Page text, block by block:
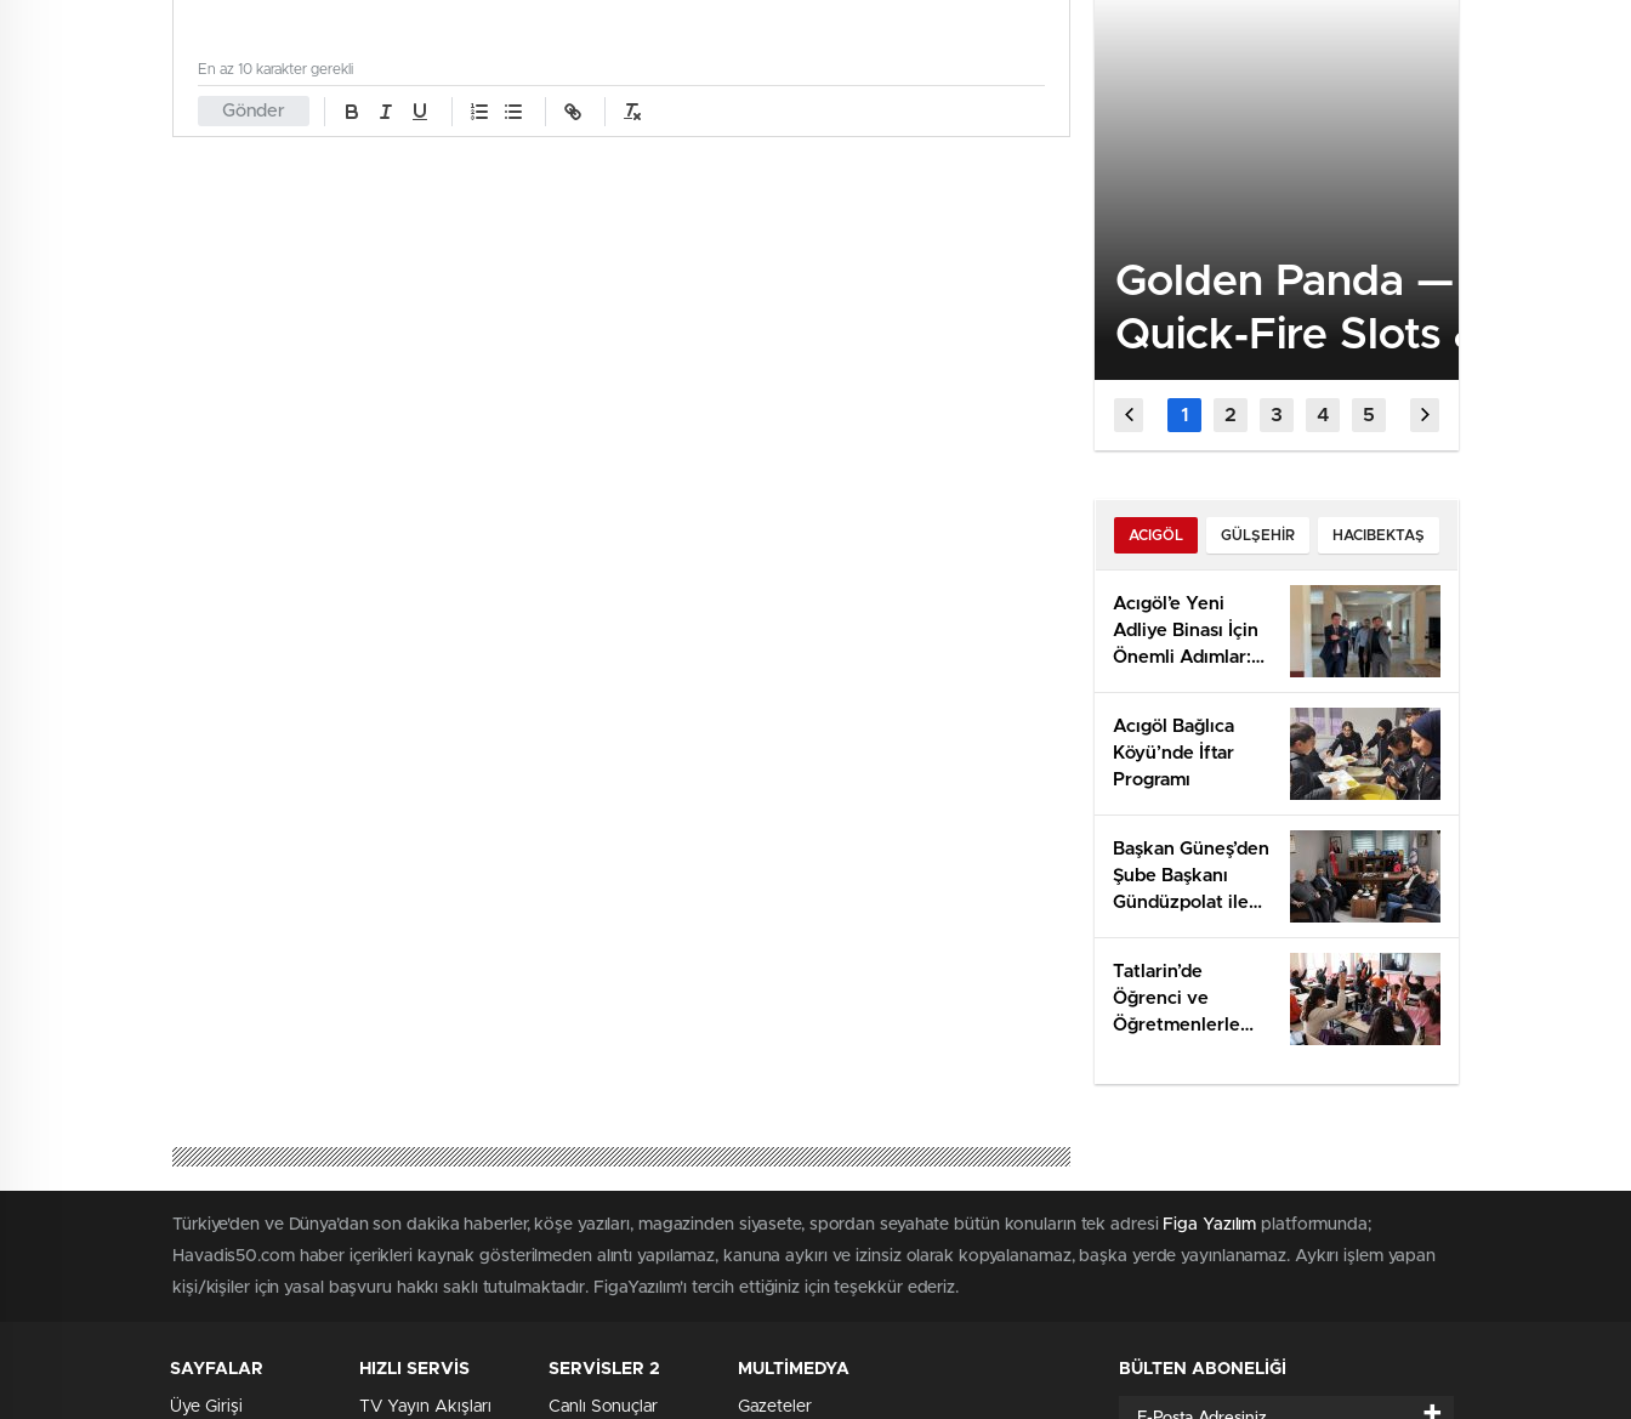
Gönder
En az 10 karakter gerekli
Golden Panda —
Quick‑Fire Slots & Sports
Betting voor de
ACIGÖL GÜLŞEHIR HACIBEKTAŞ
Acıgöl’e Yeni
Adliye Binası İçin
Önemli Adımlar:
Değerlendirmesi
Acıgöl Bağlıca
Köyü’nde İftar
Programı
Başkan Güneş’den
Şube Başkanı
Gündüzpolat ile
Tatlarin’de
Öğrenci ve
Öğretmenlerle
Türkiye'den ve Dünya’dan son dakika haberler, köşe yazıları, magazinden siyasete, spordan seyahate bütün konuların tek adresi Figa Yazılım platformunda;
Havadis50.com haber içerikleri kaynak gösterilmeden alıntı yapılamaz, kanuna aykırı ve izinsiz olarak kopyalanamaz, başka yerde yayınlanamaz. Aykırı işlem yapan
kişi/kişiler için yasal başvuru hakkı saklı tutulmaktadır. FigaYazılım'ı tercih ettiğiniz için teşekkür ederiz.
SAYFALAR
Üye Girişi
HIZLI SERVİS
TV Yayın Akışları
SERVİSLER 2
Canlı Sonuçlar
MULTİMEDYA
Gazeteler
BÜLTEN ABONELİĞİ